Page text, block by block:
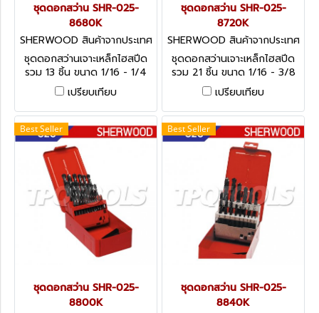
ชุดดอกสว่าน SHR-025-
8680K
SHERWOOD สินค้าจากประเทศ
อังกฤษ-1
ชุดดอกสว่านเจาะเหล็กไฮสปีด
รวม 13 ชิ้น ขนาด 1/16 - 1/4
นิ้ว HSS Ground Flute
Jobber Drill Set, Inch - 13
Pieces
เปรียบเทียบ
ชุดดอกสว่าน SHR-025-
8720K
SHERWOOD สินค้าจากประเทศ
อังกฤษ-1
ชุดดอกสว่านเจาะเหล็กไฮสปีด
รวม 21 ชิ้น ขนาด 1/16 - 3/8
นิ้ว HSS Ground Flute
Jobber Drill Set, Inch - 21
Pieces
เปรียบเทียบ
Best Seller
ชุดดอกสว่าน SHR-025-
8800K
Best Seller
ชุดดอกสว่าน SHR-025-
8840K